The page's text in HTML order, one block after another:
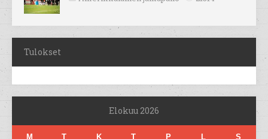
Tulokset
Elokuu 2026
M T K T P L S